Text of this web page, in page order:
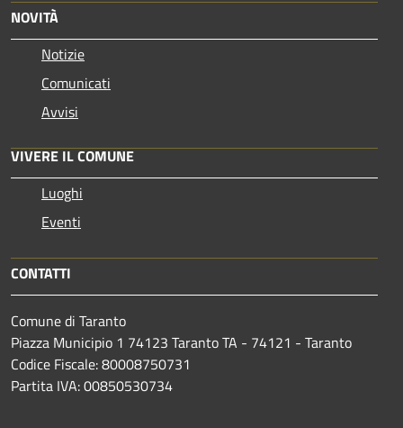
NOVITÀ
Notizie
Comunicati
Avvisi
VIVERE IL COMUNE
Luoghi
Eventi
CONTATTI
Comune di Taranto
Piazza Municipio 1 74123 Taranto TA - 74121 - Taranto
Codice Fiscale: 80008750731
Partita IVA: 00850530734